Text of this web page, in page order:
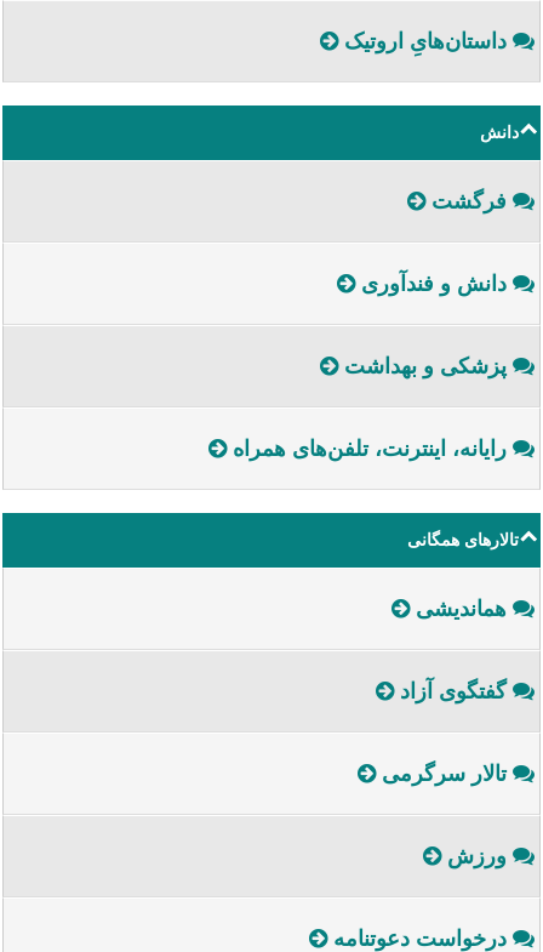
داستا‌ن‌هایِ اروتیک
دانش
فرگشت
دانش و فندآوری
پزشکی و بهداشت
رایانه، اینترنت، تلفن‌های همراه
تالارهای همگانی
هماندیشی
گفتگوی آزاد
تالار سرگرمی
ورزش
درخواست دعوتنامه